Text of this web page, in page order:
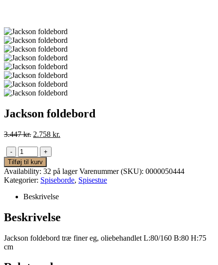
Jackson foldebord
3.447kr. Den
var:
3.447 kr..
2.758 kr.
2.758 kr..
-
+
Tilføj til kurv
Availability: 32 på lager Varenummer (SKU): 0000050444
Kategorier: Spiseborde, Spisestue
Beskrivelse
Beskrivelse
Jackson foldebord træ finer eg, oliebehandlet L:80/160 B:80 H:75
cm